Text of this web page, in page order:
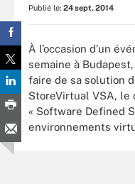
Publié le: 24 sept. 2014
À l’occasion d’un
semaine à
faire de sa solution
StoreVirtual VSA,
« Software Defined
environnements